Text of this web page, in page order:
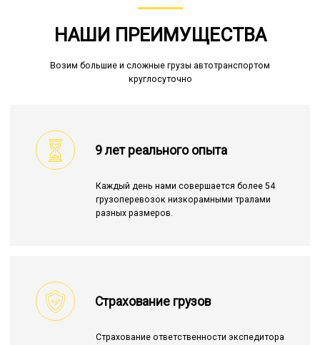
НАШИ ПРЕИМУЩЕСТВА
Возим большие и сложные грузы автотранспортом
круглосуточно
9 лет реального опыта
Каждый день нами совершается более 54
грузоперевозок низкорамными тралами
разных размеров.
Страхование грузов
Страхование ответственности экспедитора